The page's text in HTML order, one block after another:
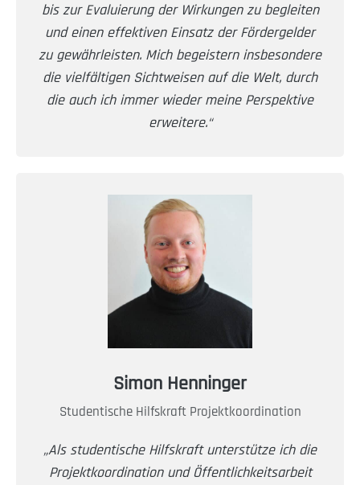
bis zur Evaluierung der Wirkungen zu begleiten
und einen effektiven Einsatz der Fördergelder
zu gewährleisten. Mich begeistern insbesondere
die vielfältigen Sichtweisen auf die Welt, durch
die auch ich immer wieder meine Perspektive
erweitere.“
Simon Henninger
Studentische Hilfskraft Projektkoordination
„Als studentische Hilfskraft unterstütze ich die
Projektkoordination und Öffentlichkeitsarbeit